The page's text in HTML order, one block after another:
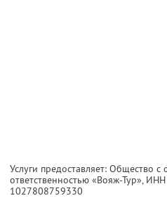
Услуги предоставляет: Общество с
ответственностью «Вояж-Тур», ИНН
1027808759330